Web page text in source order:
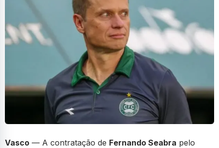
Vasco — A contratação de Fernando Seabra pelo